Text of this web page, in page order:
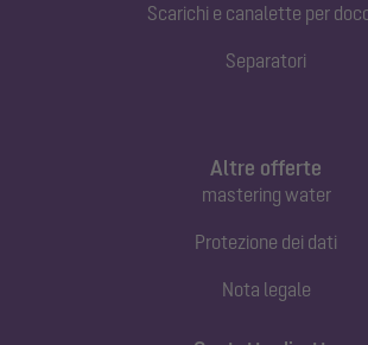
Scarichi e canalette per
Separatori
Altre offerte
mastering water
Protezione dei dati
Nota legale